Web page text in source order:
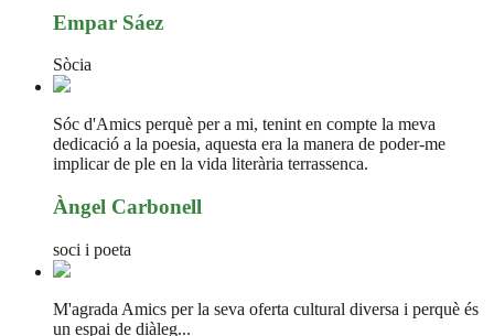
Empar Sáez
Sòcia
Sóc d'Amics perquè per a mi, tenint en compte la meva
dedicació a la poesia, aquesta era la manera de poder-me
implicar de ple en la vida literària terrassenca.
Àngel Carbonell
soci i poeta
M'agrada Amics per la seva oferta cultural diversa i perquè és
un espai de diàleg...